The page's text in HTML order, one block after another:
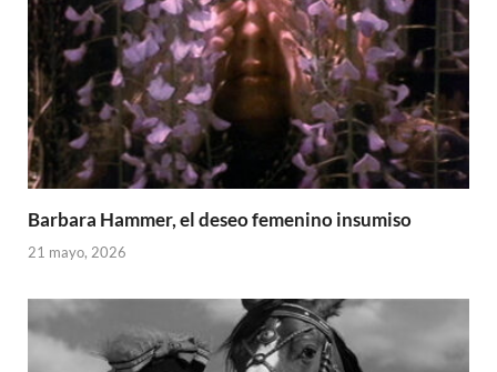
Barbara Hammer, el deseo femenino insumiso
21 mayo, 2026